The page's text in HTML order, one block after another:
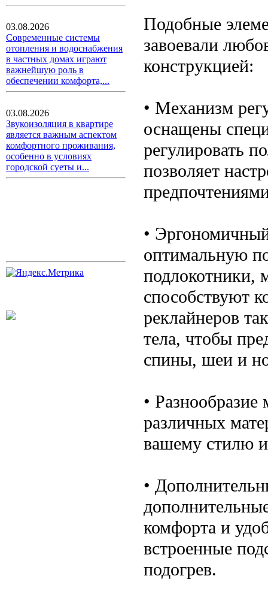
03.08.2026
Современные системы
отопления и водоснабжения
в частных домах играют
важнейшую роль в
обеспечении комфорта,...
03.08.2026
Звукоизоляция в квартире
является важным аспектом
комфортного проживания,
особенно в условиях
городской суеты и...
Подобные
завоевали
конструкцией:
• Механизм
оснащены
регулировать
позволяет
•
оптимальную
подлокотники,
способствуют
реклайнеров
тела, чтобы
спины, шеи и
•
различных
вашему стилю
•
комфорта и
встроенные
подогрев.